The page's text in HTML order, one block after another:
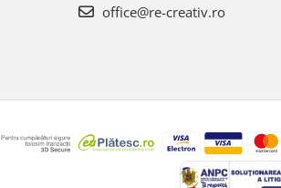
office@re-creativ.ro